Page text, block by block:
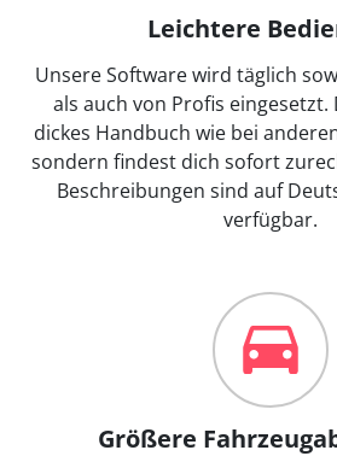
Leichtere
Unsere Software wird täglich
als auch von Profis
dickes Handbuch wie bei
sondern findest dich sofort
Beschreibungen sind auf
verfügbar.
Größere